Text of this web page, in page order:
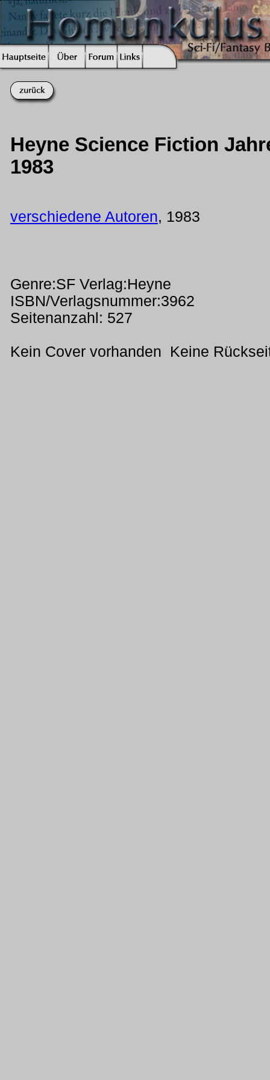
Heyne Science Fiction
1983
verschiedene Autoren, 1983
Genre:SF Verlag:Heyne
ISBN/Verlagsnummer:3962
Seitenanzahl: 527
Kein Cover vorhanden Keine